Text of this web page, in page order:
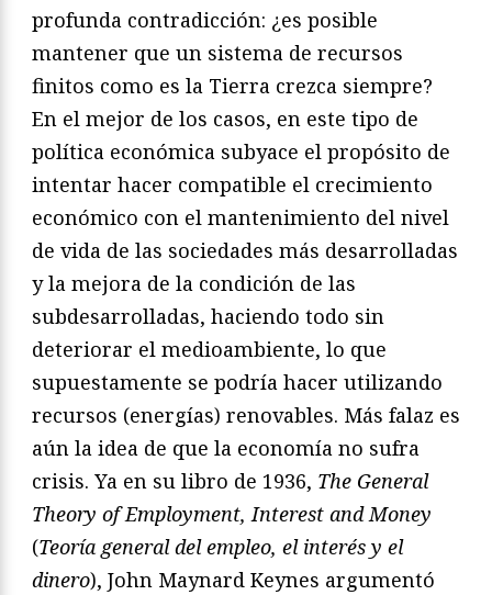
profunda contradicción: ¿es posible
mantener que un sistema de recursos
finitos como es la Tierra crezca siempre?
En el mejor de los casos, en este tipo de
política económica subyace el propósito de
intentar hacer compatible el crecimiento
económico con el mantenimiento del nivel
de vida de las sociedades más desarrolladas
y la mejora de la condición de las
subdesarrolladas, haciendo todo sin
deteriorar el medioambiente, lo que
supuestamente se podría hacer utilizando
recursos (energías) renovables. Más falaz es
aún la idea de que la economía no sufra
crisis. Ya en su libro de 1936, The General
Theory of Employment, Interest and Money
(Teoría general del empleo, el interés y el
dinero), John Maynard Keynes argumentó